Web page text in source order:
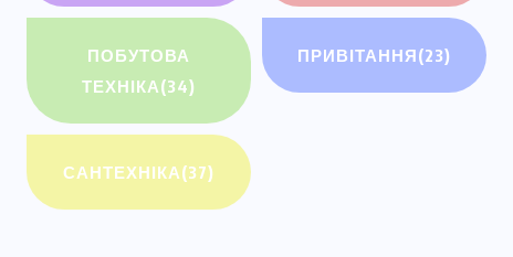
ПОБУТОВА
ТЕХНІКА(34)
ПРИВІТАННЯ(23)
САНТЕХНІКА(37)